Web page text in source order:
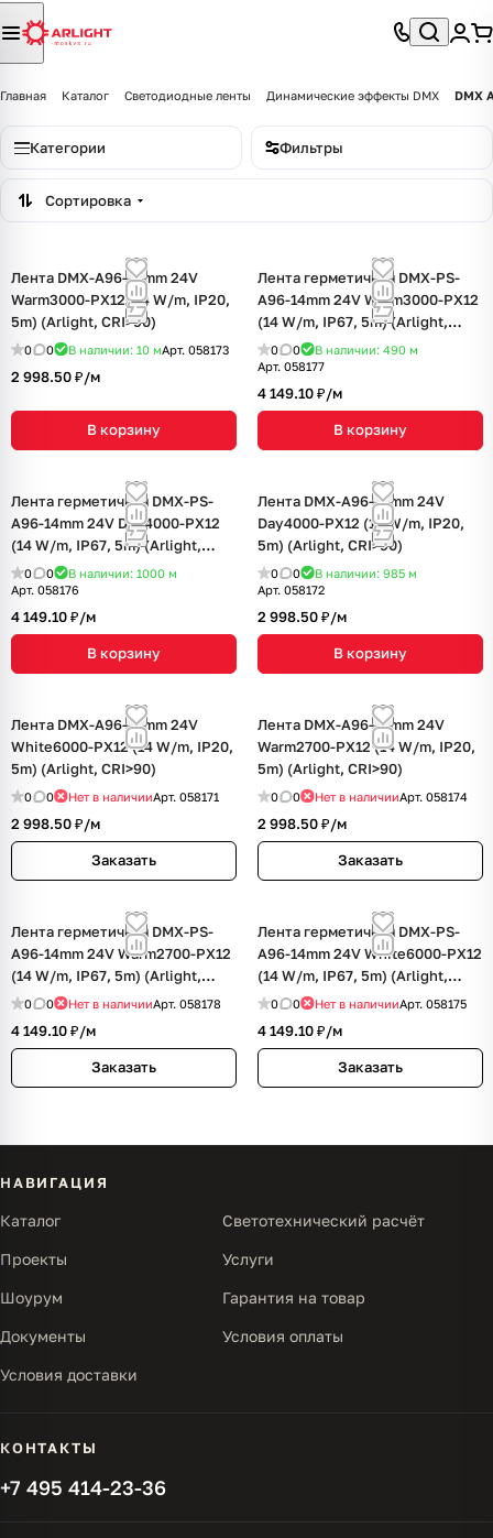
Главная Каталог Светодиодные ленты Динамические эффекты DMX DMX
Категории Фильтры
Сортировка
Лента DMX-A96-12mm 24V
Warm3000-PX12 (14 W/m, IP20,
5m) (Arlight, CRI>90)
0 0 В наличии: 10 мАрт. 058173
2 998.50 ₽/м
В корзину
Лента герметичная DMX-PS-
A96-14mm 24V Warm3000-PX12
(14 W/m, IP67, 5m) (Arlight,
CRI>90)
0 0 В наличии: 490 м
Арт. 058177
4 149.10 ₽/м
В корзину
Лента герметичная DMX-PS-
A96-14mm 24V Day4000-PX12
(14 W/m, IP67, 5m) (Arlight,
CRI>90)
0 0 В наличии: 1000 м
Арт. 058176
4 149.10 ₽/м
В корзину
Лента DMX-A96-12mm 24V
Day4000-PX12 (14 W/m, IP20,
5m) (Arlight, CRI>90)
0 0 В наличии: 985 м
Арт. 058172
2 998.50 ₽/м
В корзину
Лента DMX-A96-12mm 24V
White6000-PX12 (14 W/m, IP20,
5m) (Arlight, CRI>90)
0 0 Нет в наличииАрт. 058171
2 998.50 ₽/м
Заказать
Лента DMX-A96-12mm 24V
Warm2700-PX12 (14 W/m, IP20,
5m) (Arlight, CRI>90)
0 0 Нет в наличииАрт. 058174
2 998.50 ₽/м
Заказать
Лента герметичная DMX-PS-
A96-14mm 24V Warm2700-PX12
(14 W/m, IP67, 5m) (Arlight,
CRI>90)
0 0 Нет в наличииАрт. 058178
4 149.10 ₽/м
Заказать
Лента герметичная DMX-PS-
A96-14mm 24V White6000-PX12
(14 W/m, IP67, 5m) (Arlight,
CRI>90)
0 0 Нет в наличииАрт. 058175
4 149.10 ₽/м
Заказать
НАВИГАЦИЯ
Каталог Светотехнический расчёт
Проекты Услуги
Шоурум Гарантия на товар
Документы Условия оплаты
Условия доставки
КОНТАКТЫ
+7 495 414-23-36